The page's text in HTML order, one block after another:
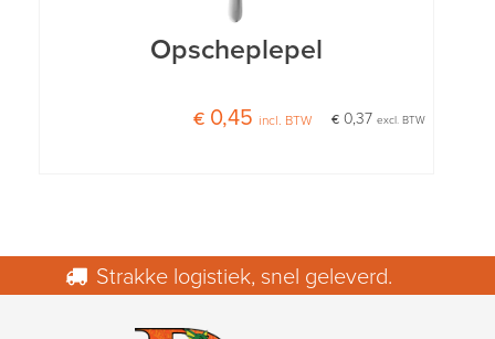
Opscheplepel
€ 0,37excl. BTW
€ 0,45 incl. BTW
Strakke logistiek, snel geleverd.